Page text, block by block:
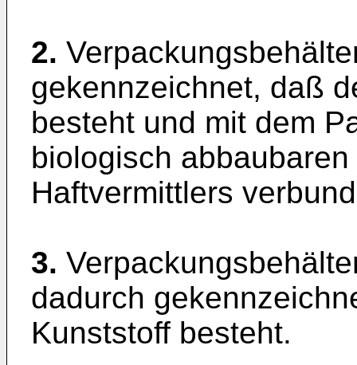
2.
gekennzeichnet, daß
besteht und mit dem
biologisch
Haftvermittlers
3.
dadurch
Kunststoff besteht.